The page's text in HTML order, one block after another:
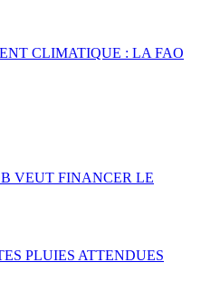
CLIMATIQUE : LA FAO
VEUT FINANCER LE
PLUIES ATTENDUES